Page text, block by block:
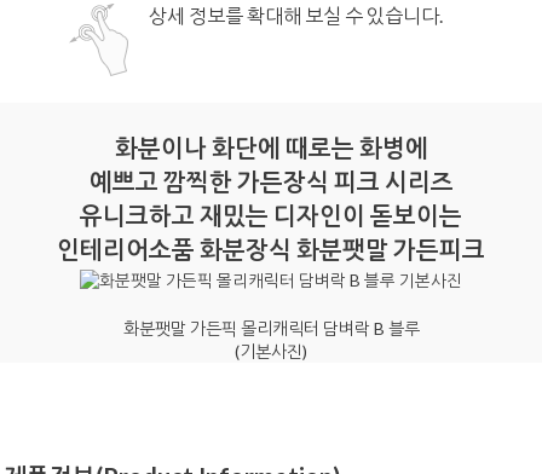
상세 정보를 확대해 보실 수 있습니다.
화분이나 화단에 때로는 화병에
예쁘고 깜찍한 가든장식 피크 시리즈
유니크하고 재밌는 디자인이 돋보이는
인테리어소품 화분장식 화분팻말 가든피크
화분팻말 가든픽 몰리캐릭터 담벼락 B 블루
(기본사진)